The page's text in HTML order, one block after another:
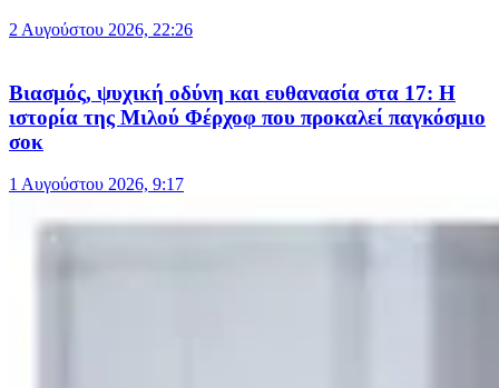
2 Αυγούστου 2026, 22:26
Βιασμός, ψυχική οδύνη και ευθανασία στα 17: Η
ιστορία της Μιλού Φέρχοφ που προκαλεί παγκόσμιο
σοκ
1 Αυγούστου 2026, 9:17